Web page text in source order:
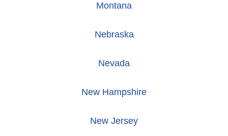
Montana
Nebraska
Nevada
New Hampshire
New Jersey